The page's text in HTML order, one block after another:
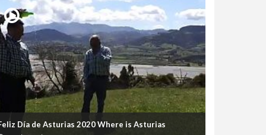
Día de Asturias 2020 Where is Asturias